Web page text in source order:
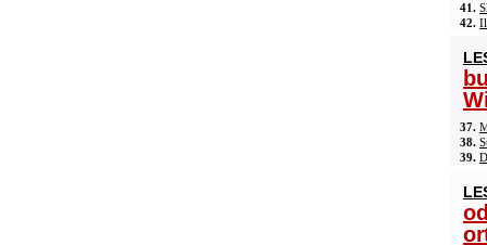
41.
42.
37.
38.
39.